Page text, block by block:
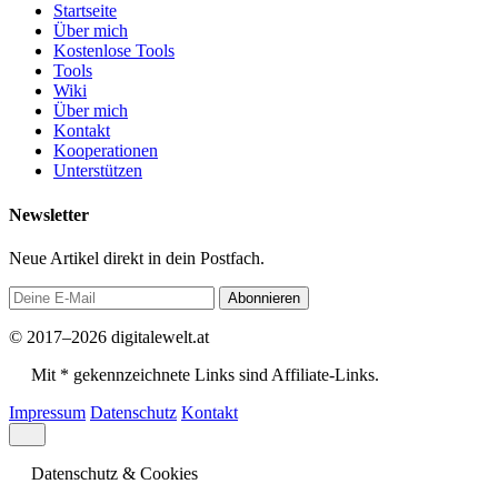
Startseite
Über mich
Kostenlose Tools
Tools
Wiki
Über mich
Kontakt
Kooperationen
Unterstützen
Newsletter
Neue Artikel direkt in dein Postfach.
Abonnieren
© 2017–2026 digitalewelt.at
Mit * gekennzeichnete Links sind Affiliate-Links.
Impressum Datenschutz Kontakt
Datenschutz & Cookies